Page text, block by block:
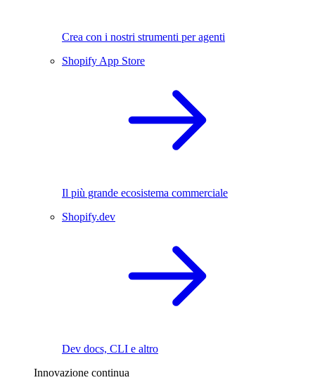
Crea con i nostri strumenti per agenti
Shopify App Store
Il più grande ecosistema commerciale
Shopify.dev
Dev docs, CLI e altro
Innovazione continua